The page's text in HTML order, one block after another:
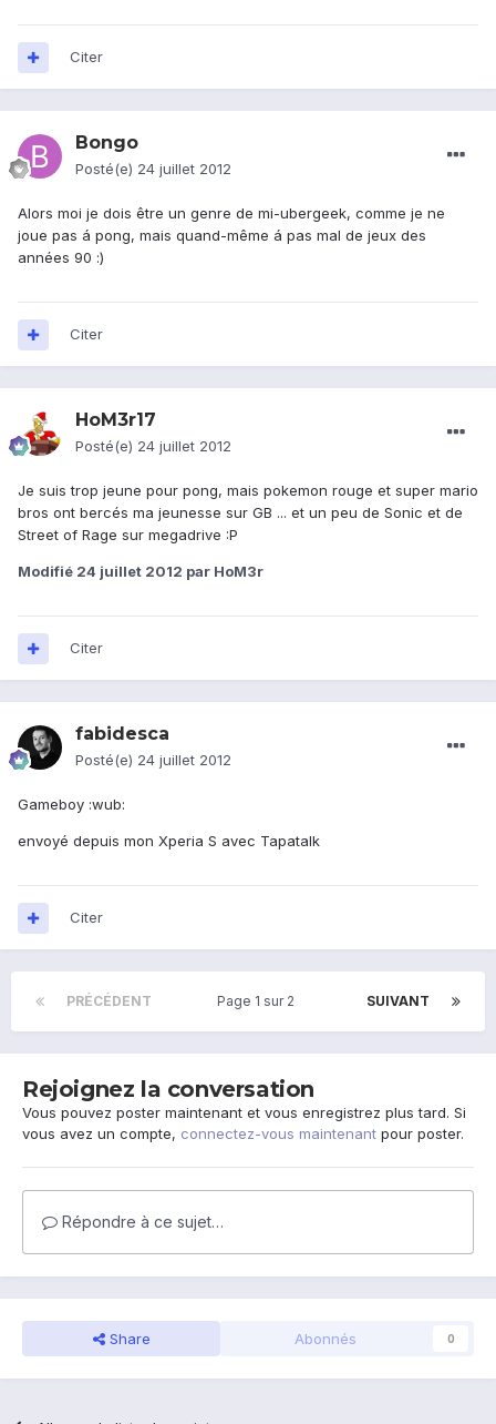
Citer
Bongo
Posté(e) 24 juillet 2012
Alors moi je dois être un genre de mi-ubergeek, comme je ne
joue pas á pong, mais quand-même á pas mal de jeux des
années 90 :)
Citer
HoM3r17
Posté(e) 24 juillet 2012
Je suis trop jeune pour pong, mais pokemon rouge et super mario
bros ont bercés ma jeunesse sur GB ... et un peu de Sonic et de
Street of Rage sur megadrive :P
Modifié 24 juillet 2012 par HoM3r
Citer
fabidesca
Posté(e) 24 juillet 2012
Gameboy :wub:
envoyé depuis mon Xperia S avec Tapatalk
Citer
PRÉCÉDENT SUIVANT
Page 1 sur 2
Rejoignez la conversation
Vous pouvez poster maintenant et vous enregistrez plus tard. Si
vous avez un compte, connectez-vous maintenant pour poster.
Répondre à ce sujet…
Share Abonnés 0